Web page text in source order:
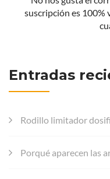
suscripción es 100%
Entradas
Rodillo limitador
Porqué aparecen las